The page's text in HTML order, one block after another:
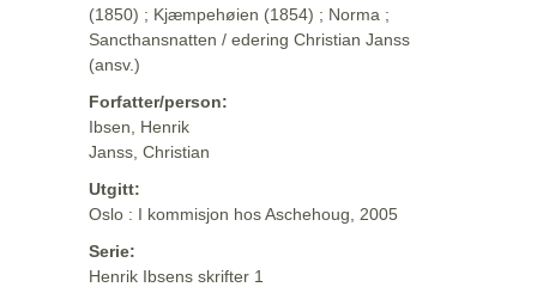
(1850) ; Kjæmpehøien (1854) ; Norma ;
Sancthansnatten / edering Christian Janss
(ansv.)
Forfatter/person:
Ibsen, Henrik
Janss, Christian
Utgitt:
Oslo : I kommisjon hos Aschehoug, 2005
Serie:
Henrik Ibsens skrifter 1